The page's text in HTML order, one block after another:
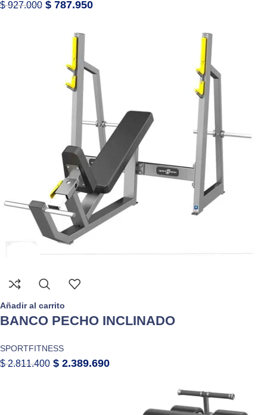
$927.000 $ 787.950
Añadir al carrito
BANCO PECHO INCLINADO
SPORTFITNESS
$2.811.400 $ 2.389.690